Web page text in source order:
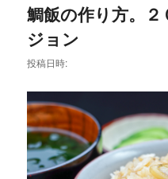
鯛飯の作り方。２
ジョン
投稿日時: